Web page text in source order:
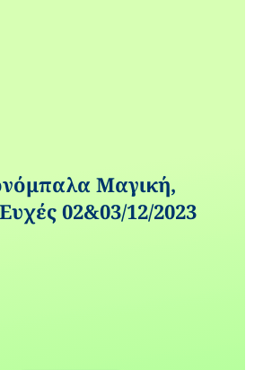
Μαγική,
02&03/12/2023